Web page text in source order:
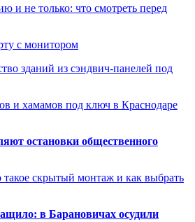
и не только: что смотреть перед
с монитором
зданий из сэндвич-панелей под
и хамамов под ключ в Краснодаре
остановки общественного
такое скрытый монтаж и как выбрать
в Барановичах осудили